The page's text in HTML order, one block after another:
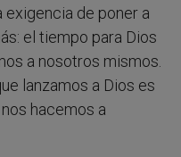
exigencia de poner a
el tiempo para Dios
a nosotros mismos.
lanzamos a Dios es
hacemos a